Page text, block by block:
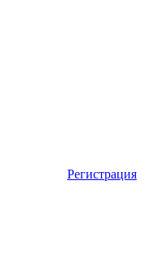
Регистрация